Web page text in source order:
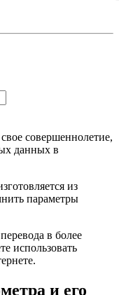
совершеннолетие,
данных в
из
параметры
в более
использовать
и его